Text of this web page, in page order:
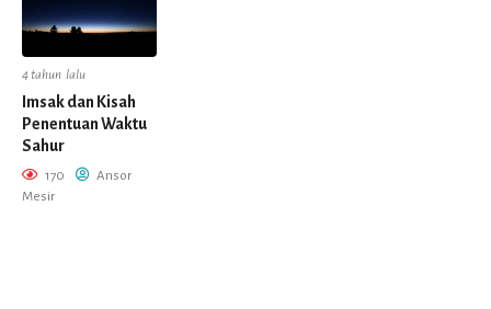
4 tahun lalu
Imsak dan Kisah
Penentuan Waktu
Sahur
170
Ansor
Mesir